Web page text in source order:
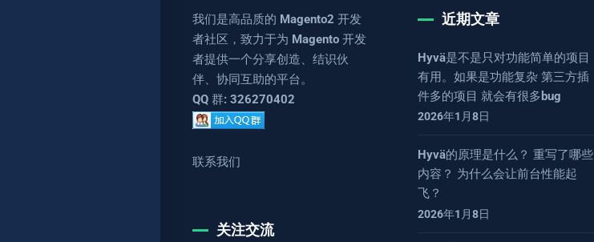
我们是高品质的 Magento2 开发
者社区，致力于为 Magento 开发
者提供一个分享创造、结识伙
伴、协同互助的平台。
QQ 群: 326270402
联系我们
关注交流
近期文章
Hyvä是不是只对功能简单的项目
有用。如果是功能复杂 第三方插
件多的项目 就会有很多bug
2026年1月8日
Hyvä的原理是什么？ 重写了哪些
内容？ 为什么会让前台性能起
飞？
2026年1月8日